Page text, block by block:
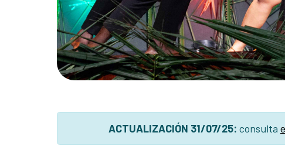
ACTUALIZACIÓN 31/07/25: consulta